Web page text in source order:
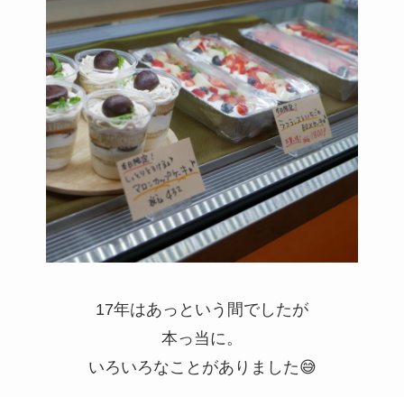
17年はあっという間でしたが
本っ当に。
いろいろなことがありました😅